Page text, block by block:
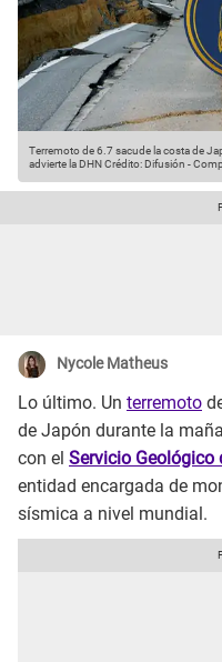
Terremoto de 6.7 sacude la costa de
advierte la DHNCrédito: Difusión -
Nycole Matheus
Lo último. Un terremoto
de Japón durante la
con el Servicio Geológico
entidad encargada de
sísmica a nivel mundial.